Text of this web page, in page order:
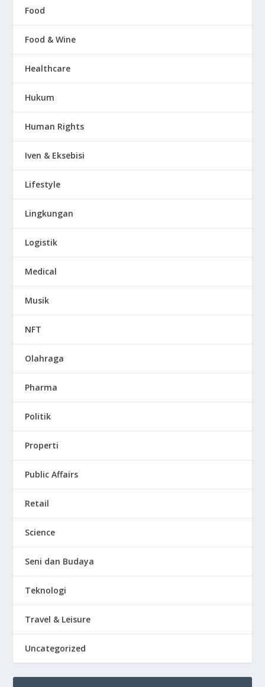
Food
Food & Wine
Healthcare
Hukum
Human Rights
Iven & Eksebisi
Lifestyle
Lingkungan
Logistik
Medical
Musik
NFT
Olahraga
Pharma
Politik
Properti
Public Affairs
Retail
Science
Seni dan Budaya
Teknologi
Travel & Leisure
Uncategorized